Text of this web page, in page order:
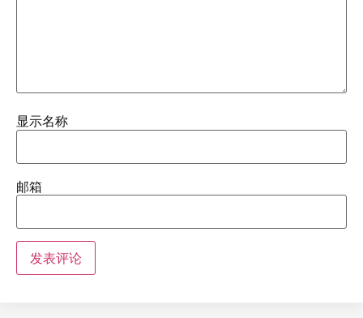
显示名称
邮箱